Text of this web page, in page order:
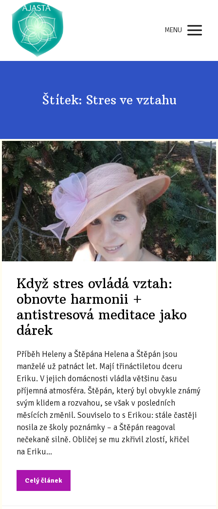
MENU
Štítek: Stres ve vztahu
Když stres ovládá vztah:
obnovte harmonii +
antistresová meditace jako
dárek
Příběh Heleny a Štěpána Helena a Štěpán jsou
manželé už patnáct let. Mají třináctiletou dceru
Eriku. V jejich domácnosti vládla většinu času
příjemná atmosféra. Štěpán, který byl obvykle známý
svým klidem a rozvahou, se však v posledních
měsících změnil. Souviselo to s Erikou: stále častěji
nosila ze školy poznámky – a Štěpán reagoval
nečekaně silně. Obličej se mu zkřivil zlostí, křičel
na Eriku...
Celý článek